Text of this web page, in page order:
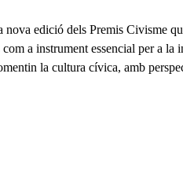
edició dels Premis Civisme
a instrument essencial per a la
la cultura cívica, amb